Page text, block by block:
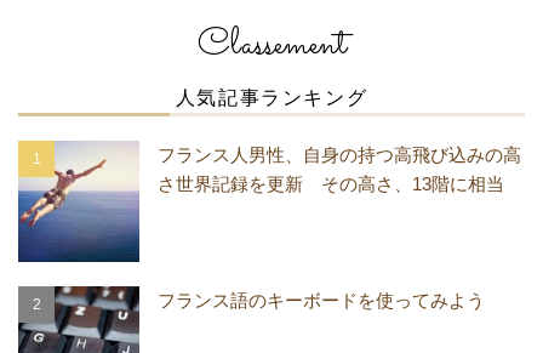
Classement
人気記事ランキング
フランス人男性、自身の持つ高飛び込みの高
さ世界記録を更新 その高さ、13階に相当
フランス語のキーボードを使ってみよう